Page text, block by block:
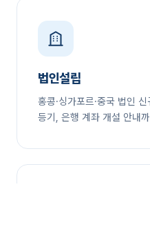
법인설립
홍콩·싱가포르·중국 법인
등기, 은행 계좌 개설 안내